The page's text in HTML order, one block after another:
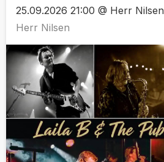
25.09.2026 21:00 @ Herr Nilsen
Herr Nilsen